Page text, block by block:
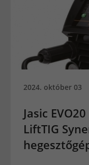
2024. október 03
Jasic
LiftTIG